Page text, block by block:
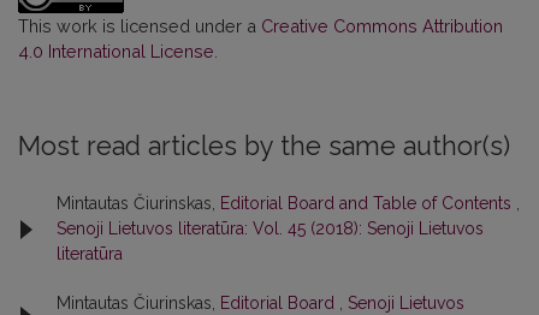
This work is licensed under a Creative Commons Attribution
4.0 International License
Most read articles by the same author(s)
Mintautas Čiurinskas, Editorial Board and Table of Contents ,
Senoji Lietuvos literatūra: Vol. 45 (2018): Senoji Lietuvos
literatūra
Mintautas Čiurinskas, Editorial Board , Senoji Lietuvos